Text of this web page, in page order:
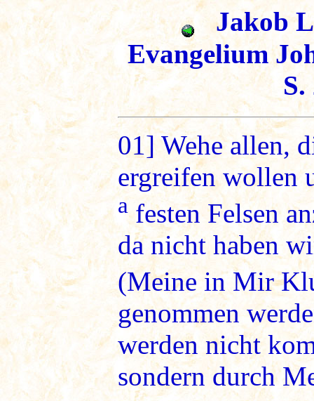
Jakob
Evangelium
01]Wehe allen,
ergreifen wollen
afesten Felsen
da nicht haben
(Meine in Mir
genommen
werden nicht
sondern durch